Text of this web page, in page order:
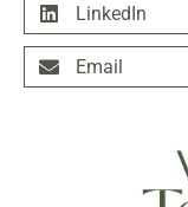
LinkedIn
Email